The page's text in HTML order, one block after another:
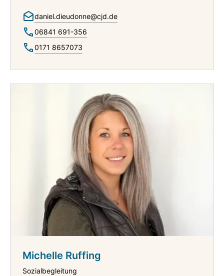
daniel.dieudonne@cjd.de
06841 691-356
0171 8657073
Michelle Ruffing
Sozialbegleitung